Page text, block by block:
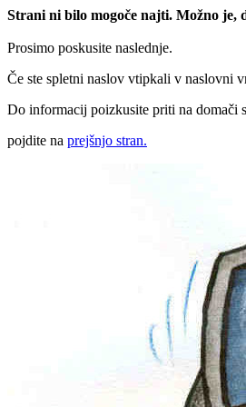
Strani ni bilo mogoče najti. Možno je,
Prosimo poskusite naslednje.
Če ste spletni naslov vtipkali v naslovni
Do informacij poizkusite priti na domači
pojdite na prejšnjo stran.